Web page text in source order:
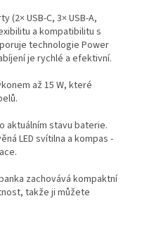
USB-C, 3× USB-A,
a kompatibilitu s
technologie Power
je rychlé a efektivní.
až 15 W, které
aktuálním stavu baterie.
LED svítilna a kompas -
zachovává kompaktní
takže ji můžete